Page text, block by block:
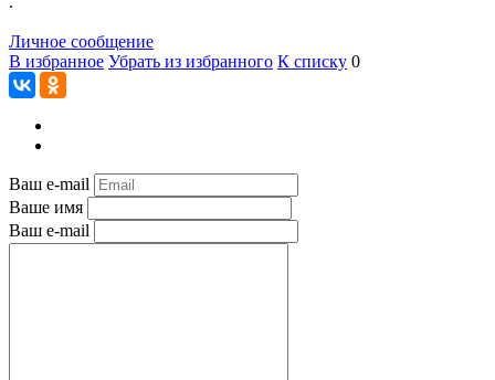
Личное сообщение
В избранное Убрать из избранного К списку 0
Ваш e-mail
Ваше имя
Ваш e-mail